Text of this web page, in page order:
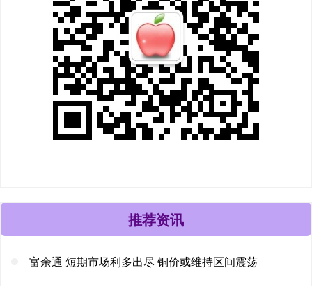
推荐资讯
富余通 短期市场利多出尽 铜价或维持区间震荡